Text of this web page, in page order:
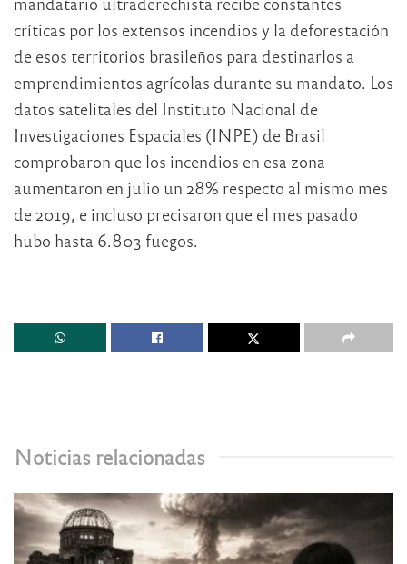
críticas por los extensos incendios y la deforestación
de esos territorios brasileños para destinarlos a
emprendimientos agrícolas durante su mandato. Los
datos satelitales del Instituto Nacional de
Investigaciones Espaciales (INPE) de Brasil
comprobaron que los incendios en esa zona
aumentaron en julio un 28% respecto al mismo mes
de 2019, e incluso precisaron que el mes pasado
hubo hasta 6.803 fuegos.
Noticias relacionadas